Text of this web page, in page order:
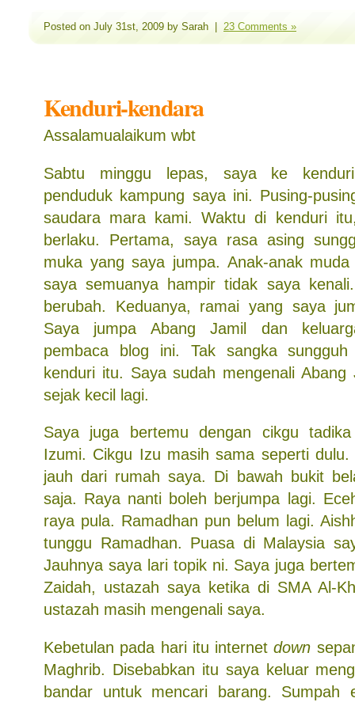
Posted on July 31st, 2009 by Sarah | 23 Comments »
Kenduri-kendara
Assalamualaikum wbt
Sabtu minggu lepas, saya ke
penduduk kampung saya ini. Pusing-
saudara mara kami. Waktu di kenduri
berlaku. Pertama, saya rasa asing
muka yang saya jumpa. Anak-anak
saya semuanya hampir tidak saya
berubah. Keduanya, ramai yang saya
Saya jumpa Abang Jamil dan
pembaca blog ini. Tak sangka
kenduri itu. Saya sudah mengenali Abang
sejak kecil lagi.
Saya juga bertemu dengan cikgu
Izumi. Cikgu Izu masih sama seperti
jauh dari rumah saya. Di bawah bukit
saja. Raya nanti boleh berjumpa lagi.
raya pula. Ramadhan pun belum lagi.
tunggu Ramadhan. Puasa di Malaysia
Jauhnya saya lari topik ni. Saya juga
Zaidah, ustazah saya ketika di SMA Al-
ustazah masih mengenali saya.
Kebetulan pada hari itu internetdown
Maghrib. Disebabkan itu saya keluar
bandar untuk mencari barang. Sumpah